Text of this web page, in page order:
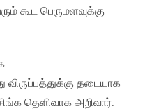
கூட பெருமளவுக்கு
தடையாக
தெளிவாக அறிவார்.